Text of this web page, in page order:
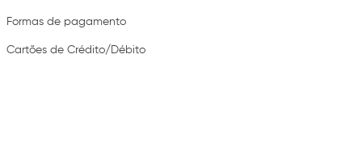
Formas de pagamento
Cartões de Crédito/Débito